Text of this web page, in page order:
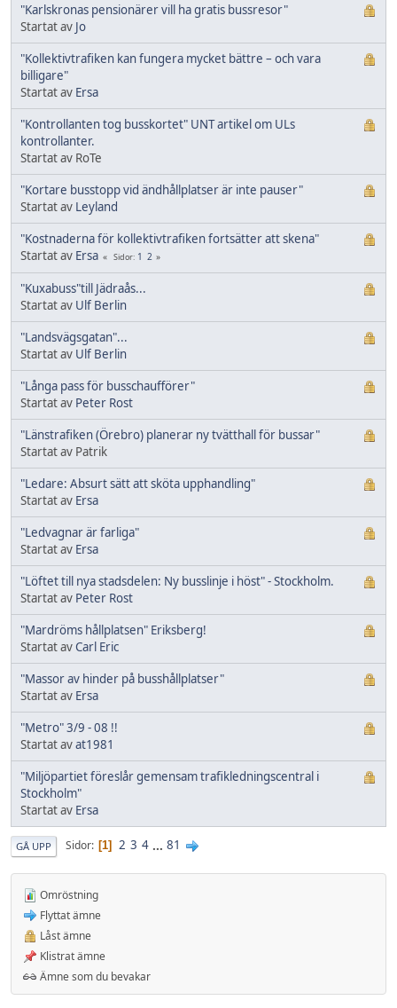
"Karlskronas pensionärer vill ha gratis bussresor"
Startat av Jo
"Kollektivtrafiken kan fungera mycket bättre – och vara
billigare"
Startat av Ersa
"Kontrollanten tog busskortet" UNT artikel om ULs
kontrollanter.
Startat av RoTe
"Kortare busstopp vid ändhållplatser är inte pauser"
Startat av Leyland
"Kostnaderna för kollektivtrafiken fortsätter att skena"
Startat av Ersa Sidor 1 2
"Kuxabuss"till Jädraås...
Startat av Ulf Berlin
"Landsvägsgatan"...
Startat av Ulf Berlin
"Långa pass för busschaufförer"
Startat av Peter Rost
"Länstrafiken (Örebro) planerar ny tvätthall för bussar"
Startat av Patrik
"Ledare: Absurt sätt att sköta upphandling"
Startat av Ersa
"Ledvagnar är farliga"
Startat av Ersa
"Löftet till nya stadsdelen: Ny busslinje i höst" - Stockholm.
Startat av Peter Rost
"Mardröms hållplatsen" Eriksberg!
Startat avCarl Eric
"Massor av hinder på busshållplatser"
Startat av Ersa
"Metro" 3/9 - 08 !!
Startat avat1981
"Miljöpartiet föreslår gemensam trafikledningscentral i
Stockholm"
Startat av Ersa
GÅ UPP Sidor 1 2 3 4 ... 81
Omröstning
Flyttat ämne
Låst ämne
Klistrat ämne
Ämne som du bevakar